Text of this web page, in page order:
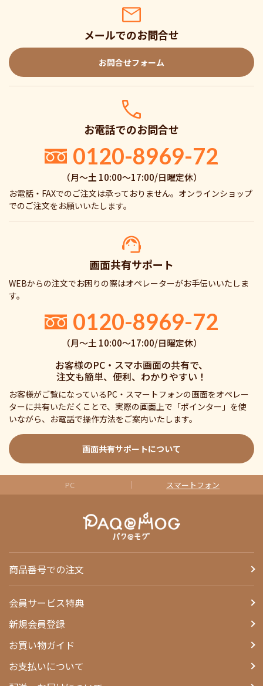
メールでのお問合せ
お問合せフォーム
お電話でのお問合せ
0120-8969-72
（月〜土 10:00〜17:00/日曜定休）
お電話・FAXでのご注文は承っておりません。オンラインショップ
でのご注文をお願いいたします。
画面共有サポート
WEBからの注文でお困りの際はオペレーターがお手伝いいたしま
す。
0120-8969-72
（月〜土 10:00〜17:00/日曜定休）
お客様のPC・スマホ画面の共有で、
注文も簡単、便利、わかりやすい！
お客様がご覧になっているPC・スマートフォンの画面をオペレー
ターに共有いただくことで、実際の画面上で「ポインター」を使
いながら、お電話で操作方法をご案内いたします。
画面共有サポートについて
PC スマートフォン
商品番号での注文
会員サービス特典
新規会員登録
お買い物ガイド
お支払いについて